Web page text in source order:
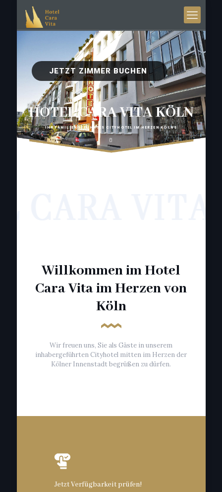
HOTEL CARA VITA KÖLN
IHR FAMILIENGEFÜHRTES CITYHOTEL IM HERZEN KÖLNS
JETZT ZIMMER BUCHEN
Willkommen im Hotel
Cara Vita im Herzen von
Köln
Wir freuen uns, Sie als Gäste in unserem
inhabergeführten Cityhotel mitten im Herzen der
Kölner Innenstadt begrüßen zu dürfen.
Jetzt Verfügbarkeit prüfen!